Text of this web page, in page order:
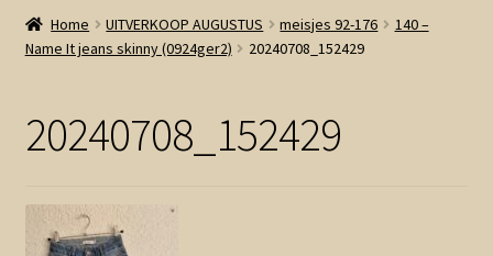
naar
navigatie
de
inhoud
Welkom
Winkel
Home UITVERKOOP AUGUSTUS meisjes 92-176
140 –
Name It jeans skinny (0924ger2)
20240708_152429
20240708_152429